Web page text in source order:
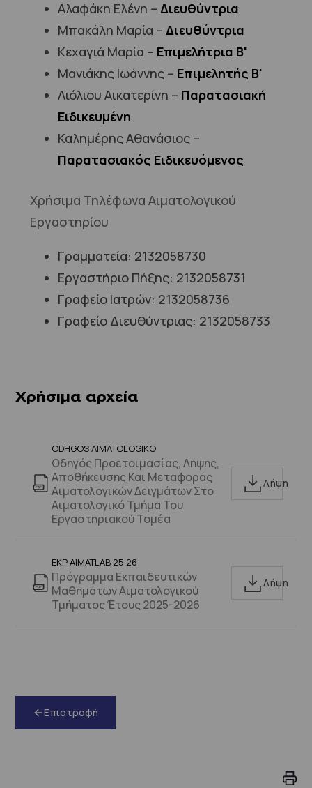
Αλαφάκη Ελένη – Διευθύντρια
Μπακάλη Μαρία – Διευθύντρια
Κεχαγιά Μαρία – Επιμελήτρια Β'
Μανιάκης Ιωάννης – Επιμελητής Β'
Λιόλιου Αικατερίνη – Παρατασιακή
Ειδικευμένη
Καλημέρης Αθανάσιος –
Παρατασιακός Ειδικευόμενος
Χρήσιμα Τηλέφωνα Αιματολογικού
Εργαστηρίου
Γραμματεία: 2132058730
Εργαστήριο Πήξης: 2132058731
Γραφείο Ιατρών: 2132058736
Γραφείο Διευθύντριας: 2132058733
Χρήσιμα αρχεία
ODHGOS AIMATOLOGIKO
Οδηγός Προετοιμασίας, Λήψης,
Αποθήκευσης Και Μεταφοράς
Αιματολογικών Δειγμάτων Στο
Αιματολογικό Τμήμα Του
Εργαστηριακού Τομέα
Λήψη
EKP AIMATLAB 25 26
Πρόγραμμα Εκπαιδευτικών
Μαθημάτων Αιματολογικού
Τμήματος Έτους 2025-2026
Λήψη
Επιστροφή